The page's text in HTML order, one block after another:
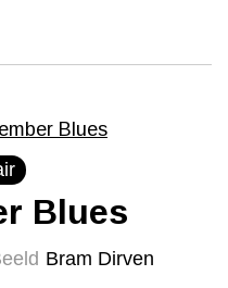
Blues
Bram Dirven